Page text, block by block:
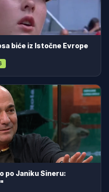
biće iz Istočne Evrope
po Janiku Sineru: